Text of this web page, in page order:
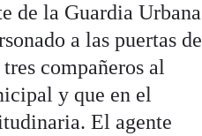
de la Guardia Urbana
a las puertas de
compañeros al
y que en el
El agente